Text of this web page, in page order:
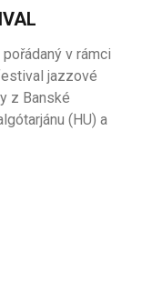
pořádaný v rámci
festivaljazzové
z Banské
(HU) a